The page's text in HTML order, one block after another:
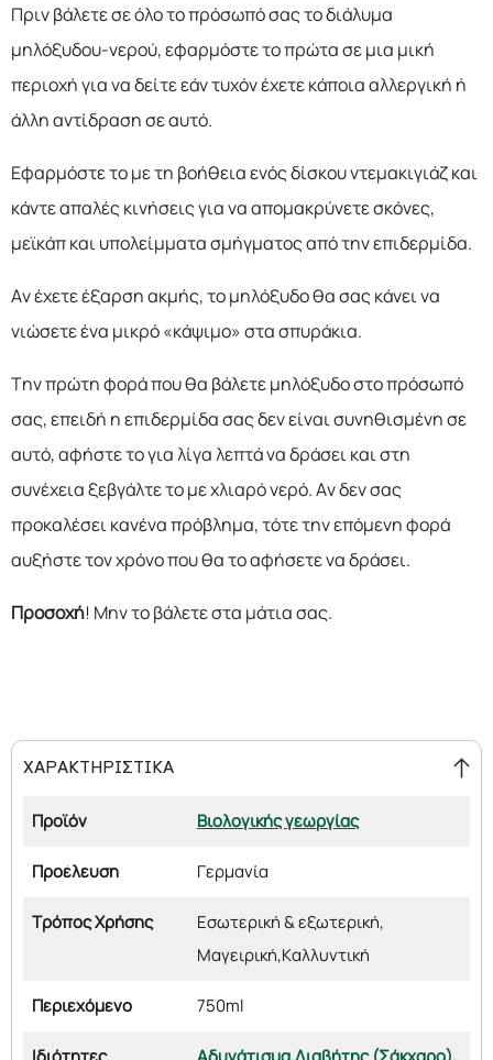
Πριν βάλετε σε όλο το πρόσωπό σας το διάλυμα
μηλόξυδου-νερού, εφαρμόστε το πρώτα σε μια μική
περιοχή για να δείτε εάν τυχόν έχετε κάποια αλλεργική ή
άλλη αντίδραση σε αυτό.
Εφαρμόστε το με τη βοήθεια ενός δίσκου ντεμακιγιάζ και
κάντε απαλές κινήσεις για να απομακρύνετε σκόνες,
μεϊκάπ και υπολείμματα σμήγματος από την επιδερμίδα.
Αν έχετε έξαρση ακμής, το μηλόξυδο θα σας κάνει να
νιώσετε ένα μικρό «κάψιμο» στα σπυράκια.
Την πρώτη φορά που θα βάλετε μηλόξυδο στο πρόσωπό
σας, επειδή η επιδερμίδα σας δεν είναι συνηθισμένη σε
αυτό, αφήστε το για λίγα λεπτά να δράσει και στη
συνέχεια ξεβγάλτε το με χλιαρό νερό. Αν δεν σας
προκαλέσει κανένα πρόβλημα, τότε την επόμενη φορά
αυξήστε τον χρόνο που θα το αφήσετε να δράσει.
Προσοχή! Μην το βάλετε στα μάτια σας.
ΧΑΡΑΚΤΗΡΙΣΤΙΚΑ
Προϊόν Βιολογικής γεωργίας
Προέλευση Γερμανία
Τρόπος Χρήσης
Εσωτερική & εξωτερική,
Μαγειρική,Καλλυντική
Περιεχόμενο 750ml